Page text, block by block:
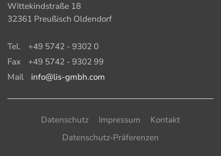
Wittekindstraße 18
32361 Preußisch Oldendorf
Tel.
+49 5742 - 9302 0
Fax
+49 5742 - 9302 99
Mail
info@lis-gmbh.com
Datenschutz Impressum
Kontakt
Datenschutz-Präferenzen